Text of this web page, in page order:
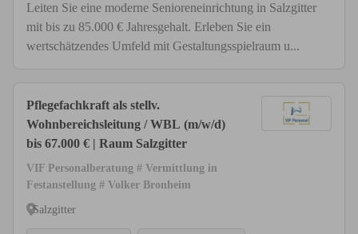
Leiten Sie eine moderne Senioreneinrichtung in Salzgitter
mit bis zu 85.000 € Jahresgehalt. Erleben Sie ein
wertschätzendes Umfeld mit Gestaltungsspielraum u...
Pflegefachkraft als stellv.
Wohnbereichsleitung / WBL (m/w/d)
bis 67.000 € | Raum Salzgitter
VIF Personalberatung # Vermittlung in
Festanstellung # Volker Bronheim
Salzgitter